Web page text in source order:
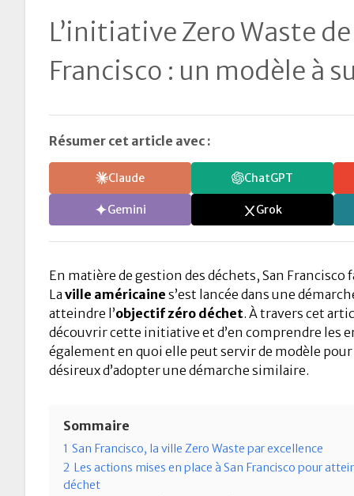
L’initiative Zero Waste
Francisco : un modèle à
Résumer cet article avec :
Claude ChatGPT
Gemini Grok
En matière de gestion des déchets, San
La ville américaine s’est lancée dans une
atteindre l’objectif zéro déchet. À travers cet
découvrir cette initiative et d’en comprendre les
également en quoi elle peut servir de modèle pour
désireux d’adopter une démarche similaire.
Sommaire
1 San Francisco, la ville Zero Waste par excellence
2 Les actions mises en place à San Francisco pour
déchet